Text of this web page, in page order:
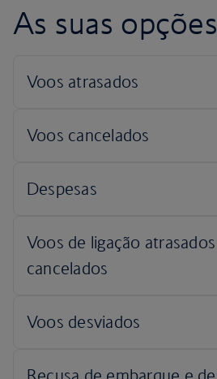
As suas opções